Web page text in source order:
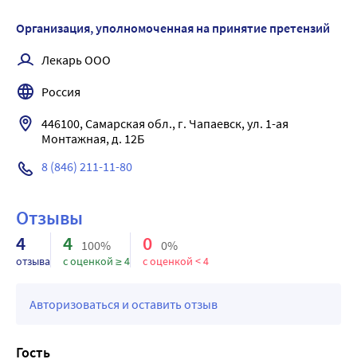
при продолжительной передозировке -
желтуха.
Лечение: обильное питье; при случайном приеме внутрь
- промывание желудка.
Организация, уполномоченная на принятие претензий
Лекарь ООО
Россия
446100, Самарская обл., г. Чапаевск, ул. 1-ая
Монтажная, д. 12Б
8 (846) 211-11-80
Отзывы
4
отзыва
4 100%
с оценкой ≥ 4
0 0%
с оценкой < 4
Авторизоваться и оставить отзыв
Гость